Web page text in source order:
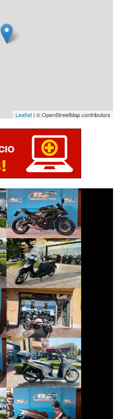
Leaflet | © OpenStreetMap contributors
KAWASAKI
NINJA-650
€ 5.790 €
PIAGGIO MEDLEY
€ 2.990 €
BENELLI BN
€ 2.550 €
HONDA SH
€ 3.150 €
PIAGGIO
BEVERLY
€ 3.590 €